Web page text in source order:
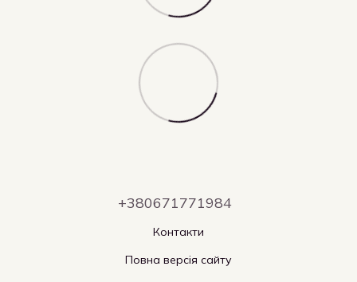
+380671771984
Контакти
Повна версія сайту